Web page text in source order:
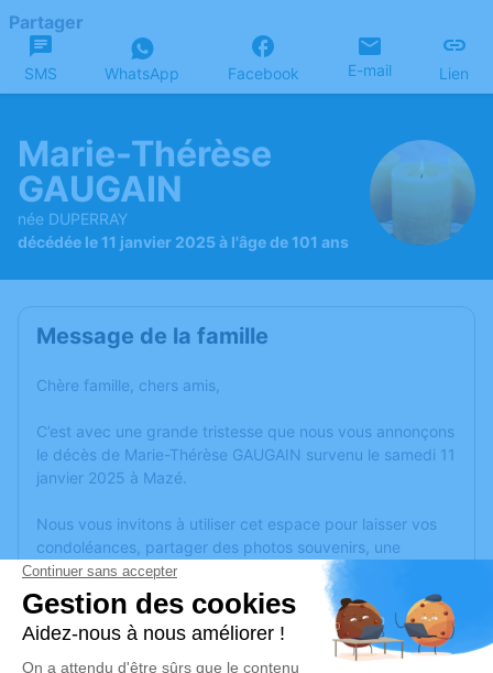
Partager
SMS WhatsApp Facebook E-mail Lien
Marie-Thérèse
GAUGAIN
née DUPERRAY
décédée le 11 janvier 2025 à l'âge de 101 ans
Message de la famille
Chère famille, chers amis,
C’est avec une grande tristesse que nous vous annonçons
le décès de Marie-Thérèse GAUGAIN survenu le samedi 11
janvier 2025 à Mazé.
Nous vous invitons à utiliser cet espace pour laisser vos
condoléances, partager des photos souvenirs, une
anecdote ou exprimer vos pensées à travers des poèmes
ou des textes. Cet endroit est un lieu d'expression dédié à
honorer la mémoire de Marie-Thérèse GAUGAIN.
Un service de plantation d’arbre hommage estdisponible